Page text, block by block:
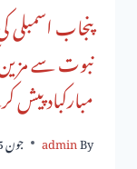
پنجاب
نبوت سے
مبارکباد
By
admin جون 15, 2021